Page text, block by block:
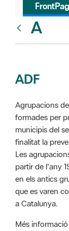
A
ADF
Agrupacions
formades per
municipis del
finalitat la
Les
partir de l'any
en els antics
que es varen
a Catalunya.
Més informació